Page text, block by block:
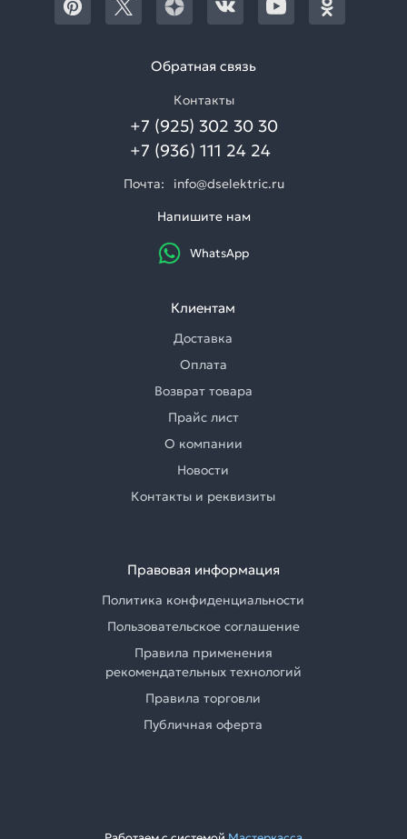
Обратная связь
Контакты
+7 (925) 302 30 30
+7 (936) 111 24 24
Почта:
info@dselektric.ru
Напишите нам
WhatsApp
Клиентам
Доставка
Оплата
Возврат товара
Прайс лист
О компании
Новости
Контакты и реквизиты
Правовая информация
Политика конфиденциальности
Пользовательское соглашение
Правила применения
рекомендательных технологий
Правила торговли
Публичная оферта